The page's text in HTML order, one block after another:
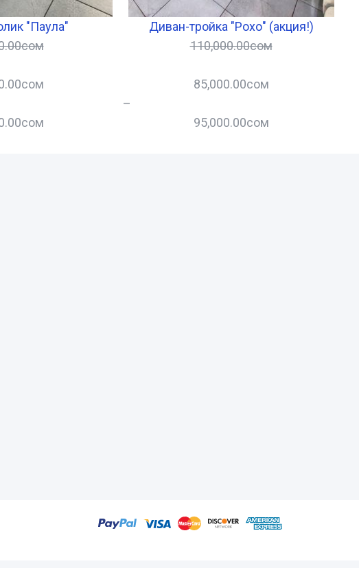
"Паула"
сом
сом
сом
Диван-тройка "Рохо" (акция!)
110,000.00сом
85,000.00сом
–
95,000.00сом